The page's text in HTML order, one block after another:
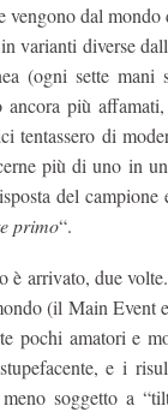
vengono dal
varianti diverse
(ogni sette
ancora più
tentassero di
più di uno in
del campione
primo“.
è arrivato, due
(il Main Event
pochi amatori e
e i
soggetto a